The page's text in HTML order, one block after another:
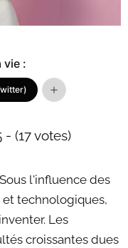
vie :
- (17 votes)
l'influence des
technologiques,
Les
croissantes dues